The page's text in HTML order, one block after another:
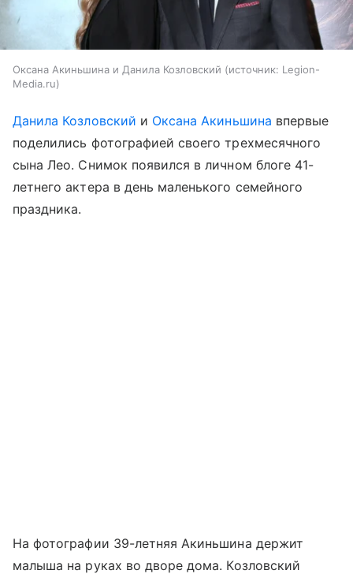
Оксана Акиньшина и Данила Козловский источник: Legion-
Media.ru
Данила Козловский и Оксана Акиньшина впервые
поделились фотографией своего трехмесячного
сына Лео. Снимок появился в личном блоге 41-
летнего актера в день маленького семейного
праздника.
На фотографии 39-летняя Акиньшина держит
малыша на руках во дворе дома. Козловский